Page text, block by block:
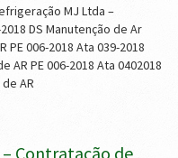
MJ Ltda –
DS Manutenção de Ar
PE 006-2018 Ata 039-2018
AR PE 006-2018 Ata 0402018
AR
Contratação de